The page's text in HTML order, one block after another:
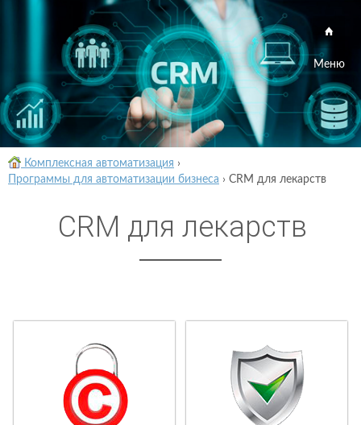
Меню
Комплексная автоматизация ›
Программы для автоматизации бизнеса › CRM для лекарств
CRM для лекарств